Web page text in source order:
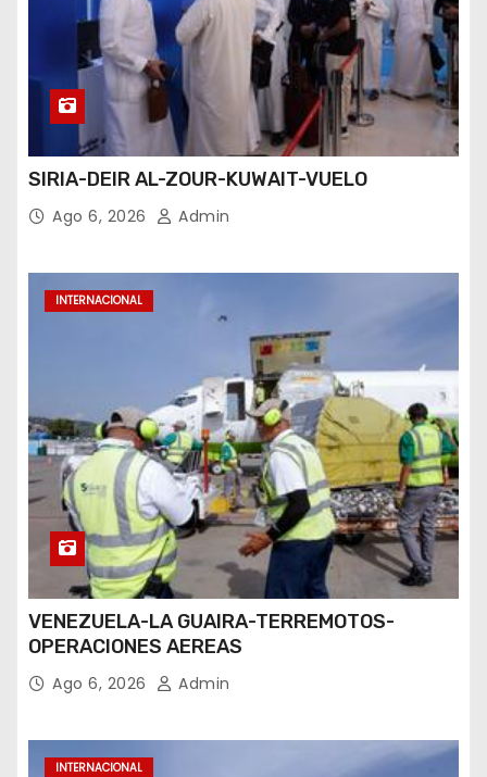
SIRIA-DEIR AL-ZOUR-KUWAIT-VUELO
Ago 6, 2026 Admin
INTERNACIONAL
VENEZUELA-LA GUAIRA-TERREMOTOS-
OPERACIONES AEREAS
Ago 6, 2026 Admin
INTERNACIONAL